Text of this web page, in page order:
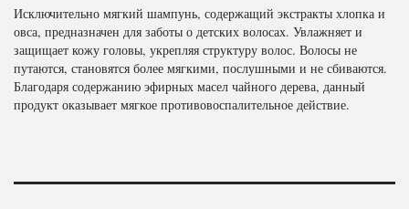
Исключительно мягкий шампунь, содержащий экстракты хлопка и
овса, предназначен для заботы о детских волосах. Увлажняет и
защищает кожу головы, укрепляя структуру волос. Волосы не
путаются, становятся более мягкими, послушными и не сбиваются.
Благодаря содержанию эфирных масел чайного дерева, данный
продукт оказывает мягкое противовоспалительное действие.